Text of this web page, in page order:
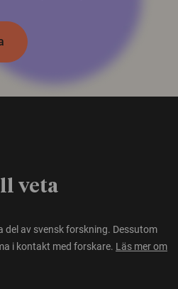
veta
av svensk forskning. Dessutom
i kontakt med forskare. Läs mer om